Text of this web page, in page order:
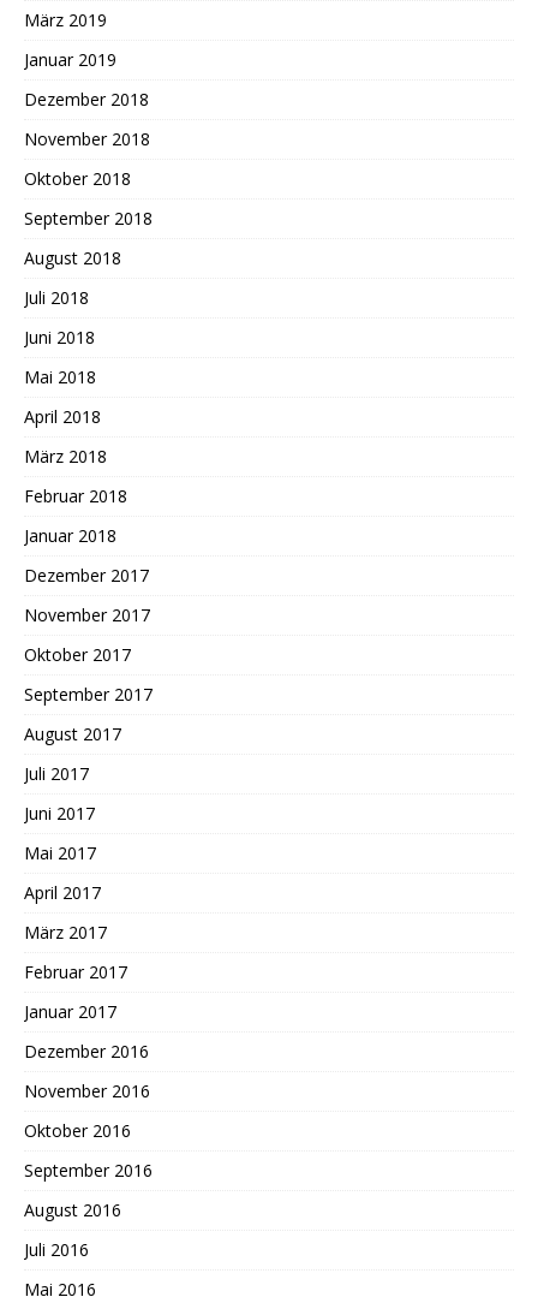
März 2019
Januar 2019
Dezember 2018
November 2018
Oktober 2018
September 2018
August 2018
Juli 2018
Juni 2018
Mai 2018
April 2018
März 2018
Februar 2018
Januar 2018
Dezember 2017
November 2017
Oktober 2017
September 2017
August 2017
Juli 2017
Juni 2017
Mai 2017
April 2017
März 2017
Februar 2017
Januar 2017
Dezember 2016
November 2016
Oktober 2016
September 2016
August 2016
Juli 2016
Mai 2016